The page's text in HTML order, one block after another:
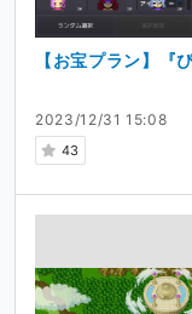
2023/12/31 15:08
43
【お宝プラン】『